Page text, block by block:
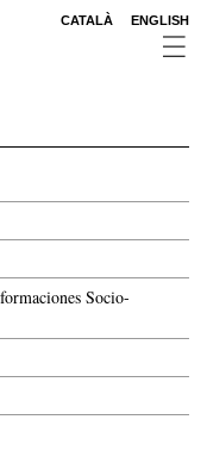
CATALÀ ENGLISH
Socio-